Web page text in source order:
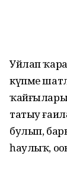
Уйлап
күпме
татыу
булып,
һаулыҡ,